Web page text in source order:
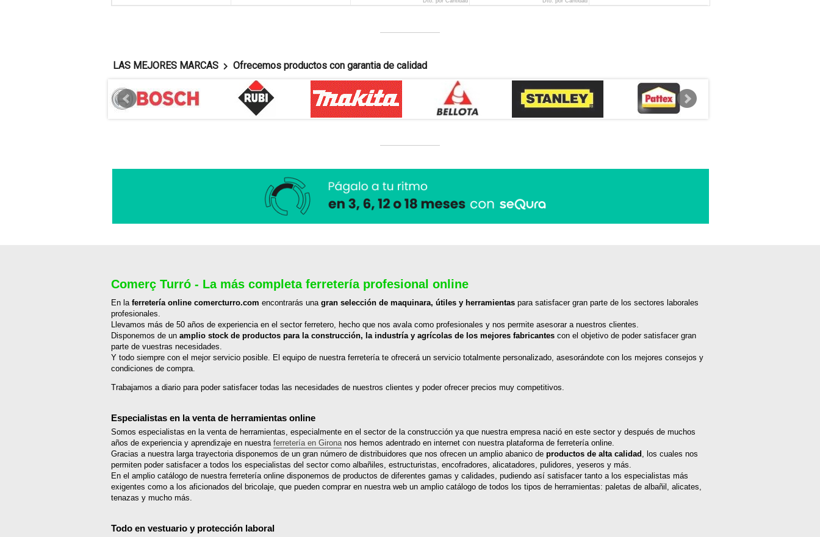
LAS MEJORES MARCAS Ofrecemos productos con garantia de calidad
Comerç Turró - La más completa ferretería profesional online
En la ferretería online comercturro.com encontrarás una gran selección de maquinara, útiles y herramientas para satisfacer gran parte de los sectores laborales
profesionales.
Llevamos más de 50 años de experiencia en el sector ferretero, hecho que nos avala como profesionales y nos permite asesorar a nuestros clientes.
Disponemos de un amplio stock de productos para la construcción, la industría y agrícolas de los mejores fabricantes con el objetivo de poder satisfacer gran
parte de vuestras necesidades.
Y todo siempre con el mejor servicio posible. El equipo de nuestra ferretería te ofrecerá un servicio totalmente personalizado, asesorándote con los mejores consejos y
condiciones de compra.
Trabajamos a diario para poder satisfacer todas las necesidades de nuestros clientes y poder ofrecer precios muy competitivos.
Especialistas en la venta de herramientas online
Somos especialistas en la venta de herramientas, especialmente en el sector de la construcción ya que nuestra empresa nació en este sector y después de muchos
años de experiencia y aprendizaje en nuestra ferretería en Gironanos hemos adentrado en internet con nuestra plataforma de ferretería online.
Gracias a nuestra larga trayectoria disponemos de un gran número de distribuidores que nos ofrecen un amplio abanico de productos de alta calidad , los cuales nos
permiten poder satisfacer a todos los especialistas del sector como albañiles, estructuristas, encofradores, alicatadores, pulidores, yeseros y más.
En el amplio catálogo de nuestra ferretería online disponemos de productos de diferentes gamas y calidades, pudiendo así satisfacer tanto a los especialistas más
exigentes como a los aficionados del bricolaje, que pueden comprar en nuestra web un amplio catálogo de todos los tipos de herramientas: paletas de albañil, alicates,
tenazas y mucho más.
Todo en vestuario y protección laboral